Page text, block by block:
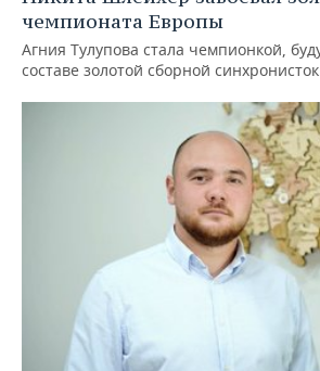
чемпионата Европы
Агния Тулупова стала чемпионкой,
составе золотой сборной синхронисток